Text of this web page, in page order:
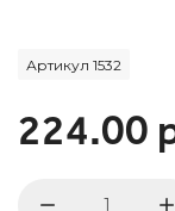
Артикул 1532
224.00